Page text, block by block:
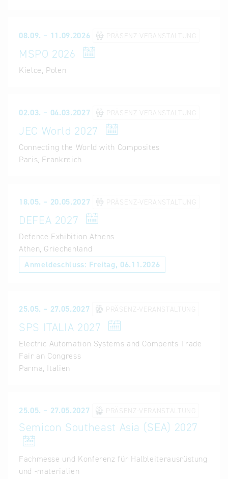
08.09. – 11.09.2026 PRÄSENZ-VERANSTALTUNG
MSPO 2026
Kielce, Polen
02.03. – 04.03.2027 PRÄSENZ-VERANSTALTUNG
JEC World 2027
Connecting the World with Composites
Paris, Frankreich
18.05. – 20.05.2027 PRÄSENZ-VERANSTALTUNG
DEFEA 2027
Defence Exhibition Athens
Athen, Griechenland
Anmeldeschluss: Freitag, 06.11.2026
25.05. – 27.05.2027 PRÄSENZ-VERANSTALTUNG
SPS ITALIA 2027
Electric Automation Systems and Compents Trade
Fair an Congress
Parma, Italien
25.05. – 27.05.2027 PRÄSENZ-VERANSTALTUNG
Semicon Southeast Asia (SEA) 2027
Fachmesse und Konferenz für Halbleiterausrüstung
und -materialien